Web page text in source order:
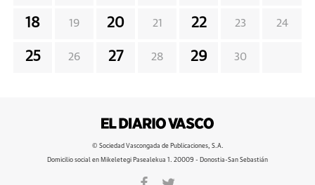
18 19 20 21 22 23 24
25 26 27 28 29 30
© Sociedad Vascongada de Publicaciones, S.A.
Domicilio social en Mikeletegi Pasealekua 1. 20009 - Donostia-San Sebastián